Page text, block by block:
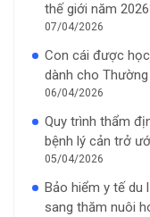
thế giới năm
07/04/2026
Con cái được
dành cho
06/04/2026
Quy trình thẩm
bệnh lý cản trở
05/04/2026
Bảo hiểm y tế du
sang thăm nuôi